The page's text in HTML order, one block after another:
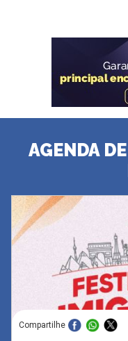
AGENDA
Compartilhe